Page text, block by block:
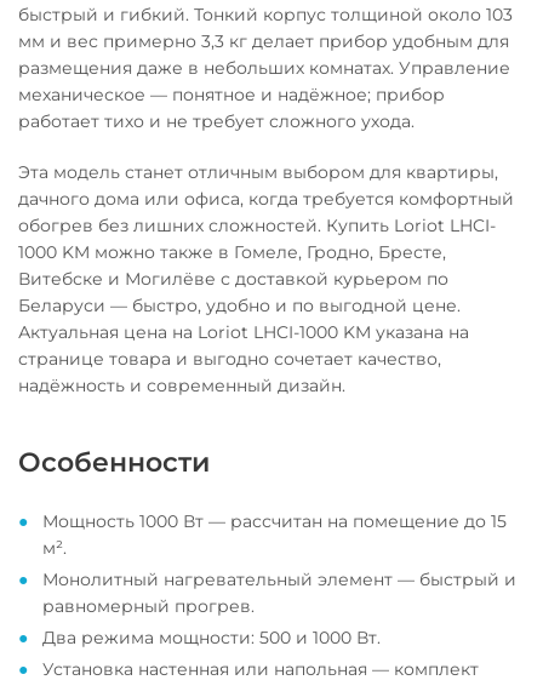
быстрый и гибкий. Тонкий корпус толщиной около 103
мм и вес примерно 3,3 кг делает прибор удобным для
размещения даже в небольших комнатах. Управление
механическое — понятное и надёжное; прибор
работает тихо и не требует сложного ухода.
Эта модель станет отличным выбором для квартиры,
дачного дома или офиса, когда требуется комфортный
обогрев без лишних сложностей. Купить Loriot LHCI-
1000 KM можно также в Гомеле, Гродно, Бресте,
Витебске и Могилёве с доставкой курьером по
Беларуси — быстро, удобно и по выгодной цене.
Актуальная цена на Loriot LHCI-1000 KM указана на
странице товара и выгодно сочетает качество,
надёжность и современный дизайн.
Особенности
Мощность 1000 Вт — рассчитан на помещение до 15
м².
Монолитный нагревательный элемент — быстрый и
равномерный прогрев.
Два режима мощности: 500 и 1000 Вт.
Установка настенная или напольная — комплект